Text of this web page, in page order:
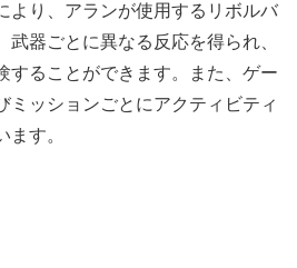
より、アランが使用するリボルバ
器ごとに異なる反応を得られ、
することができます。また、ゲー
ミッションごとにアクティビティ
す。